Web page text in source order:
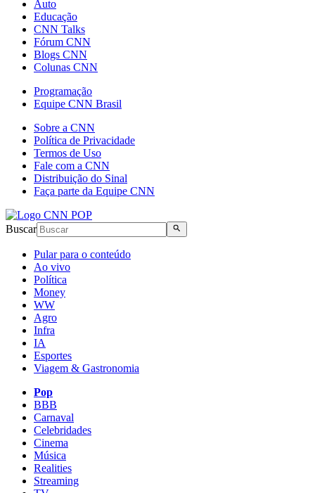
Auto
Educação
CNN Talks
Fórum CNN
Blogs CNN
Colunas CNN
Programação
Equipe CNN Brasil
Sobre a CNN
Política de Privacidade
Termos de Uso
Fale com a CNN
Distribuição do Sinal
Faça parte da Equipe CNN
Buscar
Pular para o conteúdo
Ao vivo
Política
Money
WW
Agro
Infra
IA
Esportes
Viagem & Gastronomia
Pop
BBB
Carnaval
Celebridades
Cinema
Música
Realities
Streaming